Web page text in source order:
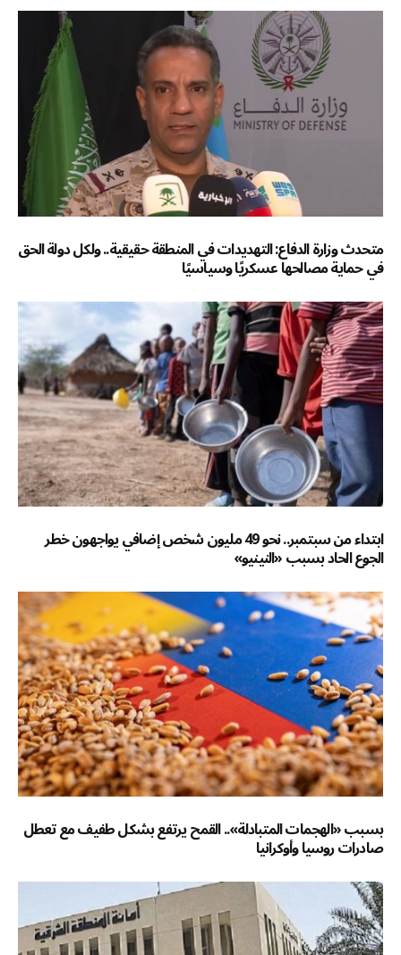
متحدث وزارة الدفاع: التهديدات في المنطقة حقيقية.. ولكل دولة الحق
في حماية مصالحها عسكريًا وسياسيًا
ابتداء من سبتمبر.. نحو 49 مليون شخص إضافي يواجهون خطر
الجوع الحاد بسبب «النينيو»
بسبب «الهجمات المتبادلة».. القمح يرتفع بشكل طفيف مع تعطل
صادرات روسيا وأوكرانيا